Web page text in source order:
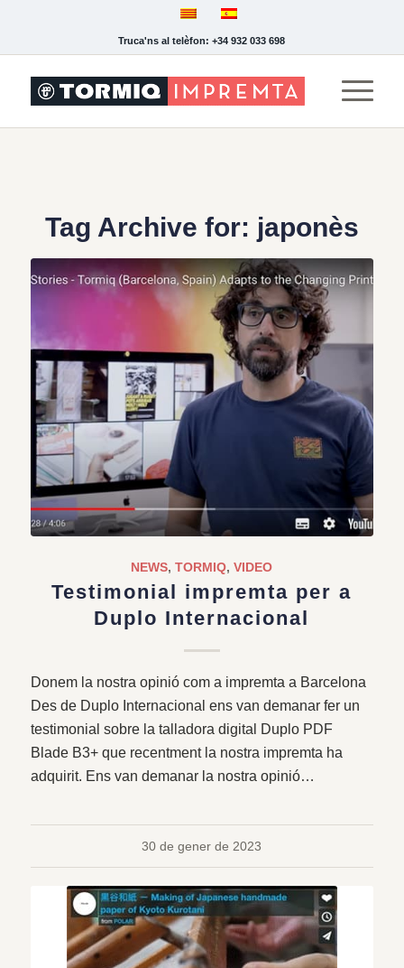
Truca'ns al telèfon: +34 932 033 698
Tag Archive for: japonès
NEWS,TORMIQ,VIDEO
Testimonial impremta per a
Duplo Internacional
Donem la nostra opinió com a impremta a Barcelona
Des de Duplo Internacional ens van demanar fer un
testimonial sobre la talladora digital Duplo PDF
Blade B3+ que recentment la nostra impremta ha
adquirit. Ens van demanar la nostra opinió…
30 de gener de 2023